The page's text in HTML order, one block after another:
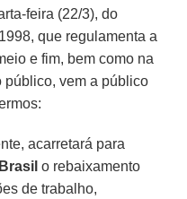
feira (22/3), do
que regulamenta a
e fim, bem como na
público, vem a público
acarretará para
Brasil o rebaixamento
de trabalho,